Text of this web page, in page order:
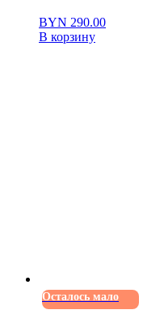
BYN 290.00
В корзину
Осталось мало